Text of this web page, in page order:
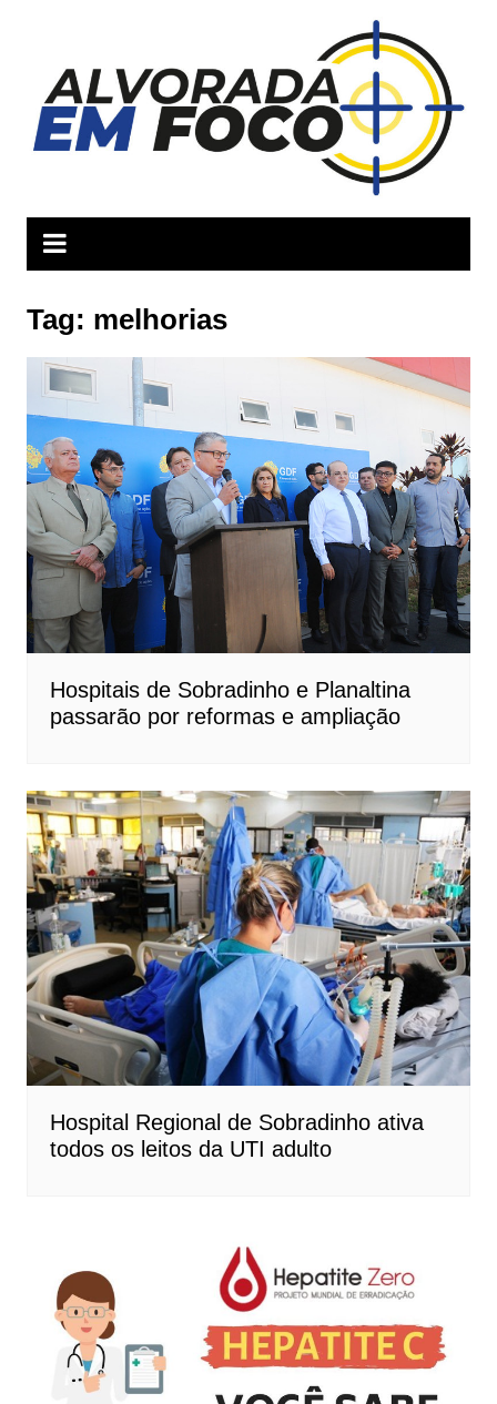
conteúdo
Tag: melhorias
Hospitais de Sobradinho e Planaltina
passarão por reformas e ampliação
Hospital Regional de Sobradinho ativa
todos os leitos da UTI adulto